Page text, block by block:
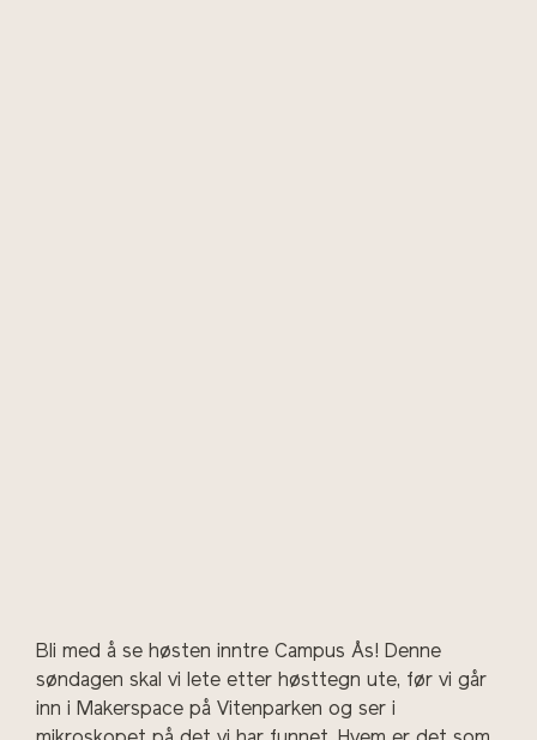
Bli med å se høsten inntre Campus Ås! Denne
søndagen skal vi lete etter høsttegn ute, før vi går
inn i Makerspace på Vitenparken og ser i